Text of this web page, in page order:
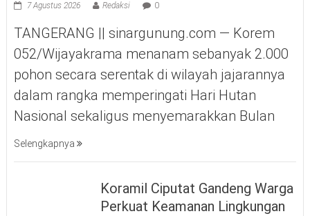
7 Agustus 2026 Redaksi 0
TANGERANG || sinargunung.com — Korem
052/Wijayakrama menanam sebanyak 2.000
pohon secara serentak di wilayah jajarannya
dalam rangka memperingati Hari Hutan
Nasional sekaligus menyemarakkan Bulan
Selengkapnya
Koramil Ciputat Gandeng Warga
Perkuat Keamanan Lingkungan